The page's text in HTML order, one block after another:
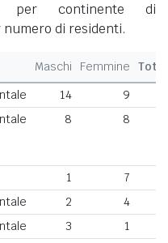
per continente di
di residenti.
Maschi Femmine
14 9
8 8
1 7
2 4
3
1